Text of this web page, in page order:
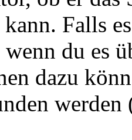
Falls
du es
dazu